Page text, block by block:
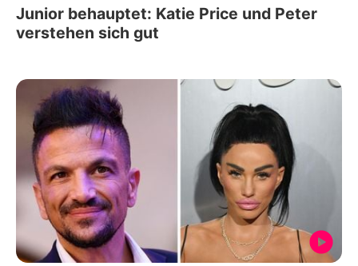
Junior behauptet: Katie Price und Peter
verstehen sich gut